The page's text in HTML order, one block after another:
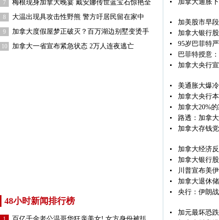
7 梅根现身加拿大晚宴 戴安娜传世蓝宝石惊艳全
8 大温出现具攻击性野熊 警方吁居民留在家中
9 加拿大度假屋梦正破灭？百万湖边别墅变烫手
10 加拿大一省宣布紧急状态 2万人连夜逃亡
48小时新闻排行榜
加拿大通胀
加美股市早
加拿大银行
95岁巴菲特
巴菲特授意
加拿大央行
美通胀大爆
加拿大央行
加拿大20%
路透：加拿
加拿大存钱
加拿大经济
加拿大银行
川普宣布美
加拿大退休
央行：伊朗
加元最坏恐